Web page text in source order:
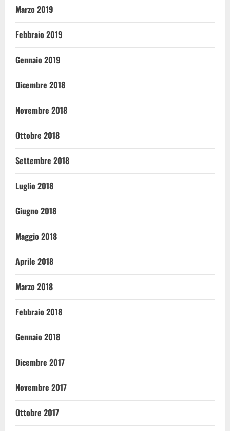
Marzo 2019
Febbraio 2019
Gennaio 2019
Dicembre 2018
Novembre 2018
Ottobre 2018
Settembre 2018
Luglio 2018
Giugno 2018
Maggio 2018
Aprile 2018
Marzo 2018
Febbraio 2018
Gennaio 2018
Dicembre 2017
Novembre 2017
Ottobre 2017